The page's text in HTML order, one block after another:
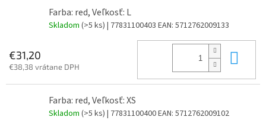
Farba: red, Veľkosť: L
Skladom (>5 ks) | 77831100403 EAN: 5712762009133
€31,20
€38,38 vrátane DPH
Farba: red, Veľkosť: XS
Skladom (>5 ks) | 77831100400EAN: 5712762009102